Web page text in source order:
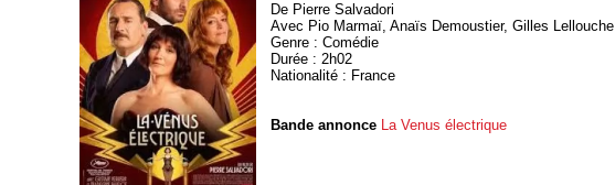
De Pierre Salvadori
Avec Pio Marmaï, Anaïs Demoustier, Gilles Lellouche
Genre : Comédie
Durée : 2h02
Nationalité : France
Bande annonce La Venus électrique